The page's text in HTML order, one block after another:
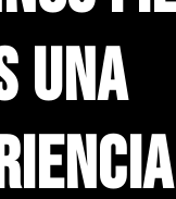
una